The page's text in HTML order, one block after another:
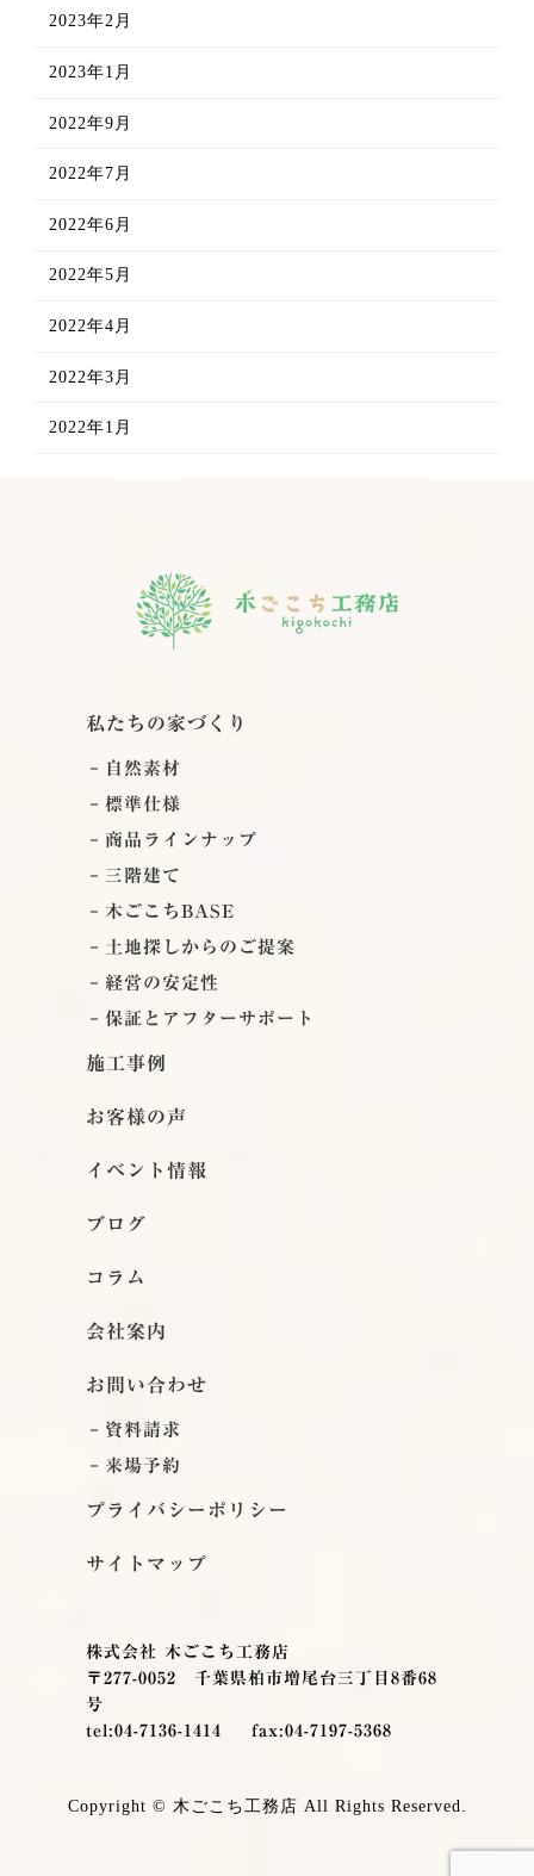
2023年2月
2023年1月
2022年9月
2022年7月
2022年6月
2022年5月
2022年4月
2022年3月
2022年1月
私たちの家づくり
自然素材
標準仕様
商品ラインナップ
三階建て
木ごこちBASE
土地探しからのご提案
経営の安定性
保証とアフターサポート
施工事例
お客様の声
イベント情報
ブログ
コラム
会社案内
お問い合わせ
資料請求
来場予約
プライバシーポリシー
サイトマップ
株式会社 木ごこち工務店
〒277-0052 千葉県柏市増尾台三丁目8番68
号
tel:04-7136-1414
fax:04-7197-5368
Copyright © 木ごこち工務店 All Rights Reserved.